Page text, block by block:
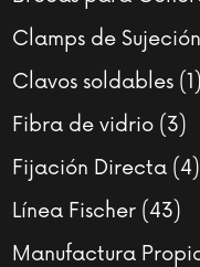
Clamps de Sujeción
Clavos soldables 1 1
Fibra de vidrio 33
Fijación Directa 44
Línea Fischer 4343
Manufactura